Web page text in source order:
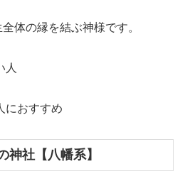
体の縁を結ぶ神様です。
人
におすすめ
神社【八幡系】